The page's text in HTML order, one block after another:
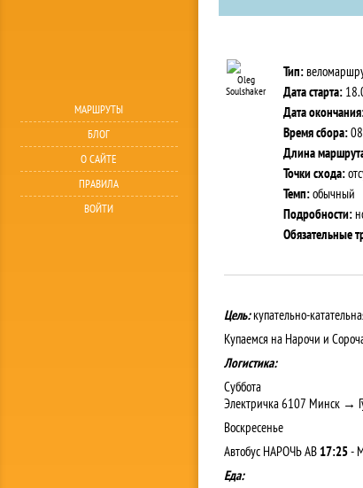
МАРШРУТЫ
БЛОГ
О САЙТЕ
ПРАВИЛА
ВОЙТИ
Oleg
Soulshaker
Тип:
Дата старта:
Дата
Время сбора:
Длина
Точки схода:
Темп:обычный
Подробности:
Обязательные
Цель:купательно-
Купаемся на Нарочи и
Логистика:
Суббота
Электричка 6107 Минск →
Воскресенье
Автобус НАРОЧЬ АВ 17:25-
Еда: